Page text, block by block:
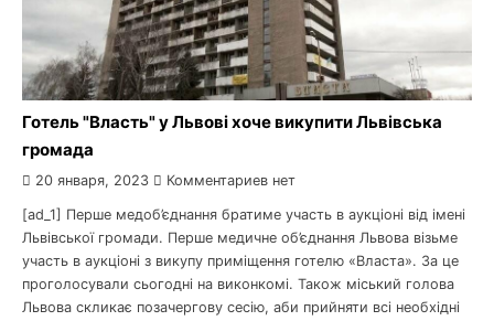
Готель "Власть" у Львові хоче викупити Львівська
громада
20 января, 2023 Комментариев нет
[ad_1] Перше медоб’єднання братиме участь в аукціоні від імені
Львівської громади. Перше медичне об’єднання Львова візьме
участь в аукціоні з викупу приміщення готелю «Власта». За це
проголосували сьогодні на виконкомі. Також міський голова
Львова скликає позачергову сесію, аби прийняти всі необхідні